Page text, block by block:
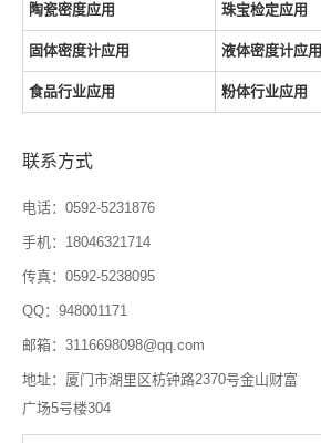
陶瓷密度应用 珠宝检定应用
固体密度计应用 液体密度计应用
食品行业应用 粉体行业应用
联系方式
电话：0592-5231876
手机：18046321714
传真：0592-5238095
QQ：948001171
邮箱：3116698098@qq.com
地址：厦门市湖里区枋钟路2370号金山财富
广场5号楼304